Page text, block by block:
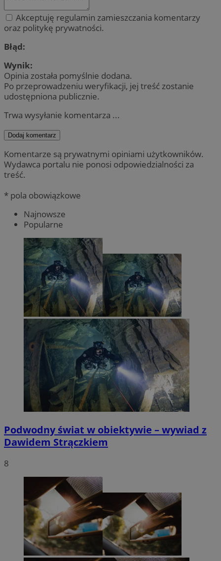
Akceptuję regulamin zamieszczania komentarzy
oraz politykę prywatności.
Błąd:
Wynik:
Opinia została pomyślnie dodana.
Po przeprowadzeniu weryfikacji, jej treść zostanie
udostępniona publicznie.
Trwa wysyłanie komentarza ...
Dodaj komentarz
Komentarze są prywatnymi opiniami użytkowników.
Wydawca portalu nie ponosi odpowiedzialności za
treść.
* pola obowiązkowe
Najnowsze
Popularne
Podwodny świat w obiektywie – wywiad z
Dawidem Strączkiem
8